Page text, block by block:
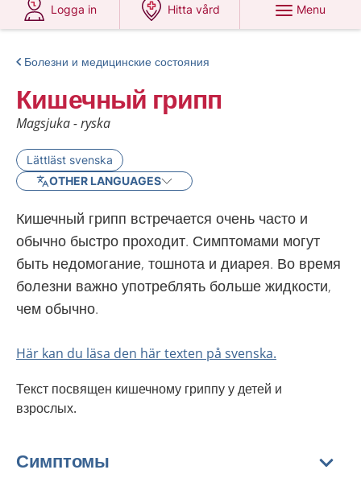
Logga in
Hitta vård
Menu
Болезни и медицинские состояния
Кишечный грипп
Magsjuka - ryska
Lättläst svenska
OTHER LANGUAGES
Кишечный грипп встречается очень часто и
обычно быстро проходит. Симптомами могут
быть недомогание, тошнота и диарея. Во время
болезни важно употреблять больше жидкости,
чем обычно.
Här kan du läsa den här texten på svenska.
Текст посвящен кишечному гриппу у детей и
взрослых.
Симптомы